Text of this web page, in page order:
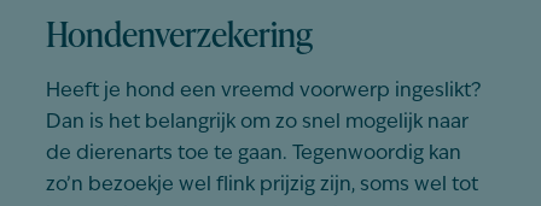
Hondenverzekering
Heeft je hond een vreemd voorwerp ingeslikt?
Dan is het belangrijk om zo snel mogelijk naar
de dierenarts toe te gaan. Tegenwoordig kan
zo’n bezoekje wel flink prijzig zijn, soms wel tot